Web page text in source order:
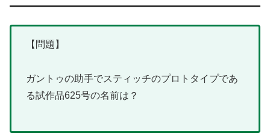
【問題】
ガントゥの助手でスティッチのプロトタイプであ
る試作品625号の名前は？